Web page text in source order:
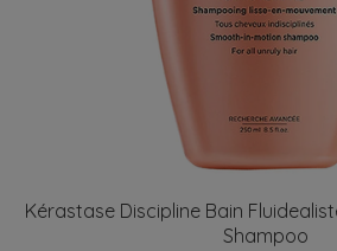
Kérastase Discipline Bain
Shampoo